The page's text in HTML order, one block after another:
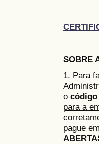
SOBRE
1. Para
o código
para a
pague